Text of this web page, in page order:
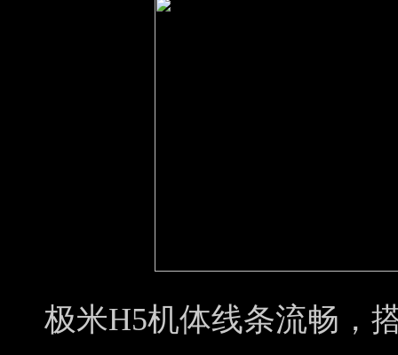
极米H5机体线条流畅，